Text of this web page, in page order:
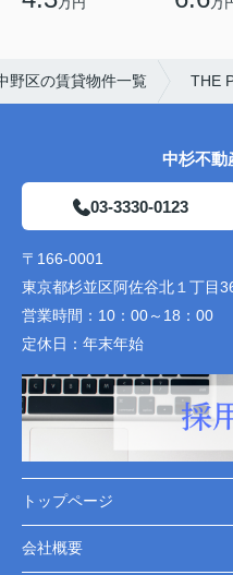
野区の賃貸物件一覧 THE
中杉不
03-3330-0123
〒166-0001
東京都杉並区阿佐谷北１丁目
営業時間： 10：00～18：00
定休日： 年末年始
トップページ
会社概要